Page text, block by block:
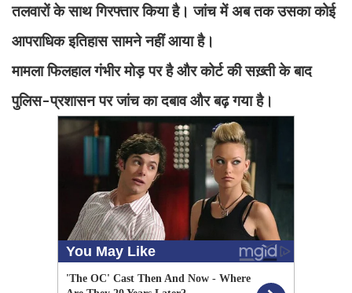
तलवारों के साथ गिरफ्तार किया है। जांच में अब तक उसका कोई
आपराधिक इतिहास सामने नहीं आया है।
मामला फिलहाल गंभीर मोड़ पर है और कोर्ट की सख़्ती के बाद
पुलिस-प्रशासन पर जांच का दबाव और बढ़ गया है।